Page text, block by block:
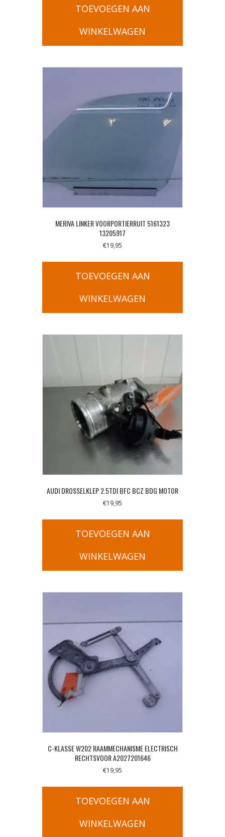
TOEVOEGEN AAN
WINKELWAGEN
MERIVA LINKER VOORPORTIERRUIT 5161323
13205917
€19,95
TOEVOEGEN AAN
WINKELWAGEN
AUDI DROSSELKLEP 2.5TDI BFC BCZ BDG MOTOR
€19,95
TOEVOEGEN AAN
WINKELWAGEN
C-KLASSE W202 RAAMMECHANISME ELECTRISCH
RECHTSVOOR A2027201646
€19,95
TOEVOEGEN AAN
WINKELWAGEN